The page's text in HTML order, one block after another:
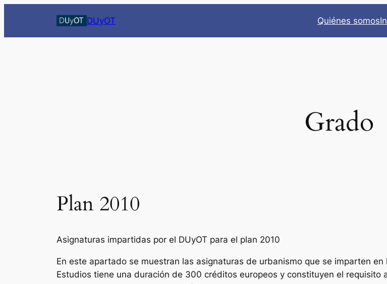
contenido
DUyOT Quiénes somos
Grado
Plan 2010
Asignaturas impartidas por el DUyOT para el plan 2010
En este apartado se muestran las asignaturas de urbanismo que se imparten
Estudios tiene una duración de 300 créditos europeos y constituyen el requisito